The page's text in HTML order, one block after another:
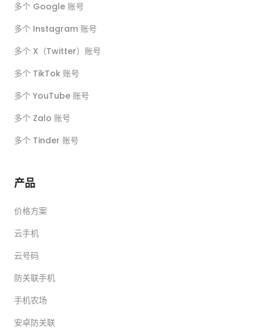
多个 Google 账号
多个 Instagram 账号
多个 X（Twitter）账号
多个 TikTok 账号
多个 YouTube 账号
多个 Zalo 账号
多个 Tinder 账号
产品
价格方案
云手机
云号码
防关联手机
手机农场
安卓防关联